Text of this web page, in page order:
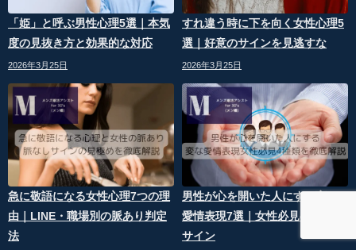
「姫」と呼ぶ男性心理5選｜本気
度の見抜き方と効果的な対応
2026年3月25日
すれ違う時に下を向く女性心理5
選｜好意のサインを見逃すな
2026年3月25日
急に敬語になる女性心理7つの理
由｜LINE・職場別の脈あり判定
法
男性が心を開いた人にする変な
愛情表現7選｜女性必見の脈あり
サイン